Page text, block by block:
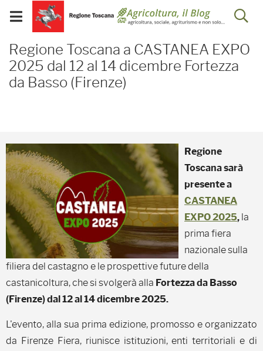
Skip to Main Content
Visualizza/chiudi
menu
mobile
Regione Toscana a
Regione Toscana a CASTANEA EXPO
2025 dal 12 al 14 dicembre Fortezza
da Basso (Firenze)
Regione
Toscana sarà
presente a
CASTANEA
EXPO 2025, la
prima fiera
nazionale sulla
filiera del castagno e le prospettive future della
castanicoltura, che si svolgerà alla Fortezza da Basso
(Firenze) dal 12 al 14 dicembre 2025.
L'evento, alla sua prima edizione, promosso e organizzato
da Firenze Fiera, riunisce istituzioni, enti territoriali e di